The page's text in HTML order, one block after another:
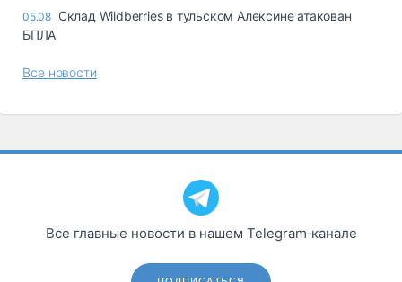
05.08 Склад Wildberries в тульском Алексине атакован
БПЛА
Все новости
Все главные новости в нашем Telegram‑канале